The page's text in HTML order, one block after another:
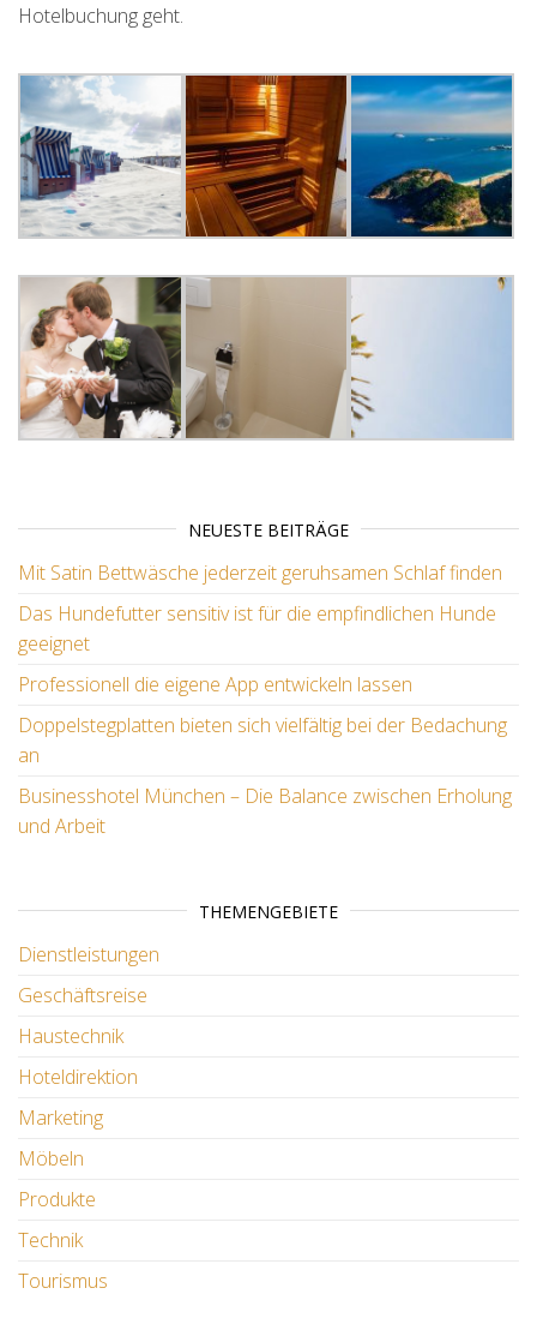
Hotelbuchung geht.
NEUESTE BEITRÄGE
Mit Satin Bettwäsche jederzeit geruhsamen Schlaf finden
Das Hundefutter sensitiv ist für die empfindlichen Hunde
geeignet
Professionell die eigene App entwickeln lassen
Doppelstegplatten bieten sich vielfältig bei der Bedachung
an
Businesshotel München – Die Balance zwischen Erholung
und Arbeit
THEMENGEBIETE
Dienstleistungen
Geschäftsreise
Haustechnik
Hoteldirektion
Marketing
Möbeln
Produkte
Technik
Tourismus